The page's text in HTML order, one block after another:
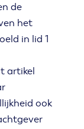
de
het
in lid 1
artikel
ook